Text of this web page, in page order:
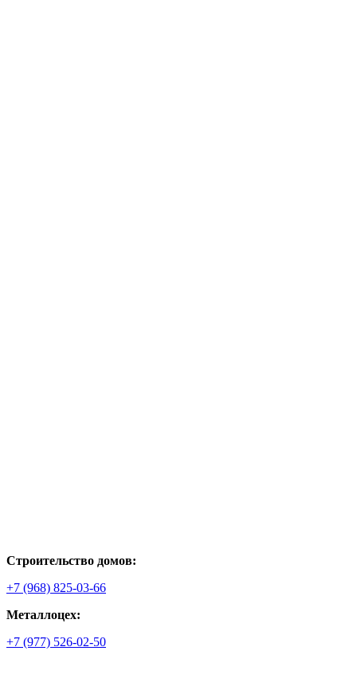
Строительство домов:
+7 (968) 825-03-66
Металлоцех:
+7 (977) 526-02-50